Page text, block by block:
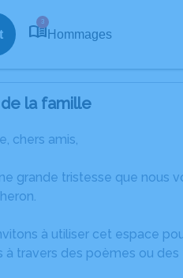
3
Hommages
la famille
chers amis,
grande tristesse que nous
à utiliser cet espace
à travers des poèmes ou